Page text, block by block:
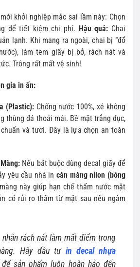
khởi nghiệp mắc sai lầm này: Chọn
để tiết kiệm chi phí. Hậu quả: Chai
lạnh. Khi mang ra ngoài, chai bị “đổ
làm tem giấy bị bở, rách nát và
Trông rất mất vệ sinh!
gia in ấn:
(Plastic):Chống nước 100%, xé không
thùng đá thoải mái. Bề mặt trắng đục,
và tươi. Đây là lựa chọn an toàn
Nếu bắt buộc dùng decal giấy để
yêu cầu nhà incán màng nilon (bóng
này giúp hạn chế thấm nước mặt
có rủi ro thấm từ mặt sau nếu ngâm
rách nát làm mất điểm trong
Hãy đầu tư in decal nhựa
để sản phẩm luôn hoàn hảo đến